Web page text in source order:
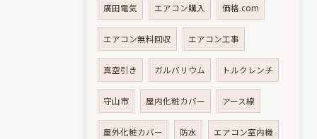
廣田電気 エアコン購入 価格.com
エアコン無料回収 エアコン工事
真空引き ガルバリウム トルクレンチ
守山市 屋内化粧カバー アース線
屋外化粧カバー 防水 エアコン室内機